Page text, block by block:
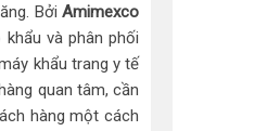
Bởi Amimexco
và phân phối
khẩu trang y tế
quan tâm, cần
hàng một cách